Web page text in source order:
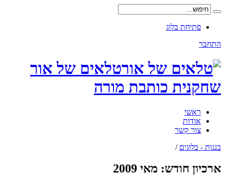
פתיחת בלוג
התחבר
טלאים של אור
שחקנית כותבת מורה
ראשי
אודות
צור קשר
בננות - בלוגים /
ארכיון חודש: מאי 2009